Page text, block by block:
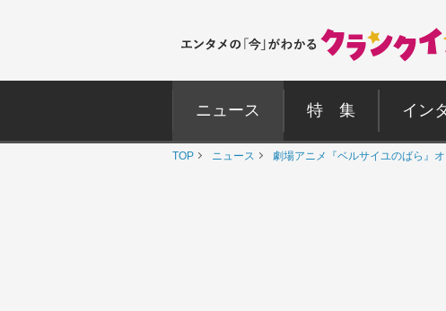
ニュース 特 集 イン
TOP ニュース 劇場アニメ『ベルサイユのばら』